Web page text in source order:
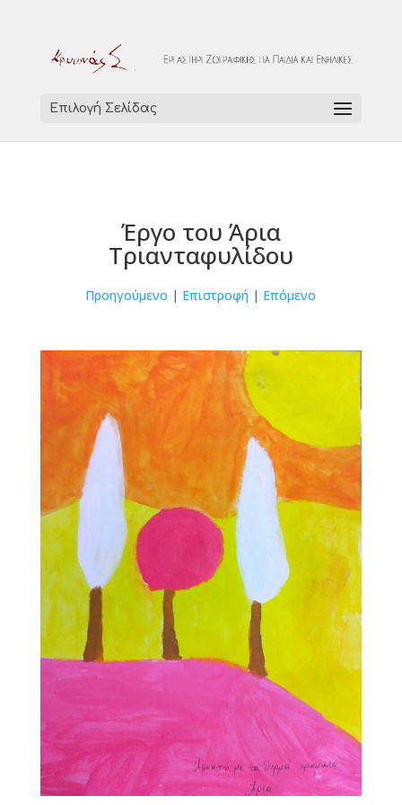
Επιλογή Σελίδας
Έργο του Άρια
Τριανταφυλίδου
Προηγούμενο | Επιστροφή | Επόμενο